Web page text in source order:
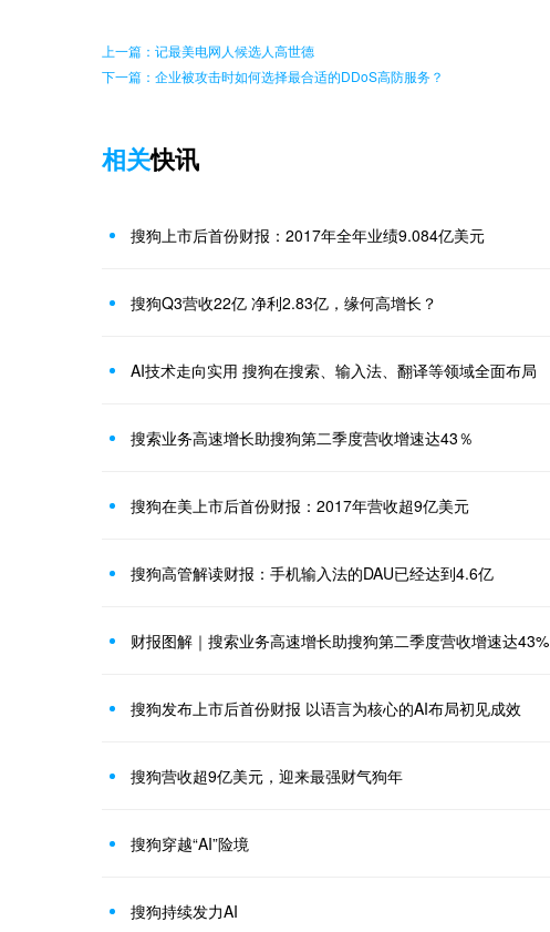
上一篇：记最美电网人候选人高世德
下一篇：企业被攻击时如何选择最合适的DDoS高防服务？
相关快讯
搜狗上市后首份财报：2017年全年业绩9.084亿美元
搜狗Q3营收22亿 净利2.83亿，缘何高增长？
AI技术走向实用 搜狗在搜索、输入法、翻译等领域全面布局
搜索业务高速增长助搜狗第二季度营收增速达43％
搜狗在美上市后首份财报：2017年营收超9亿美元
搜狗高管解读财报：手机输入法的DAU已经达到4.6亿
财报图解｜搜索业务高速增长助搜狗第二季度营收增速达43%
搜狗发布上市后首份财报 以语言为核心的AI布局初见成效
搜狗营收超9亿美元，迎来最强财气狗年
搜狗穿越“AI”险境
搜狗持续发力AI